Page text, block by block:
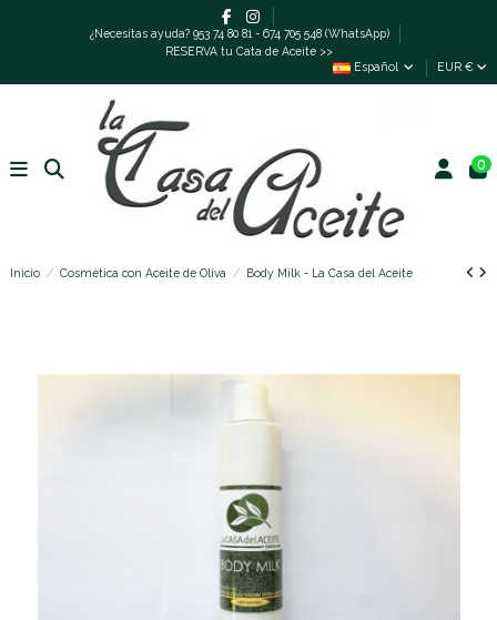
¿Necesitas ayuda? 953 74 80 81 - 674 705 548 (WhatsApp)
RESERVA tu Cata de Aceite >>
Español
EUR €
0
Inicio Cosmética con Aceite de Oliva Body Milk - La Casa del Aceite